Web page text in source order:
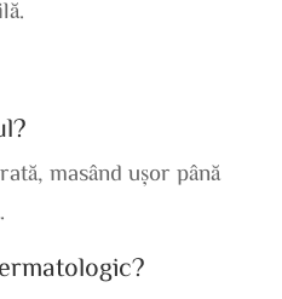
masând ușor până